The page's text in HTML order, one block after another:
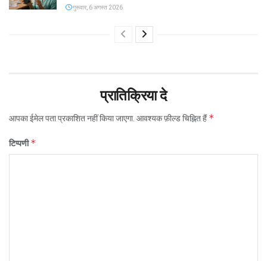
गुरूवार, 6 अगस्त 2026
प्रातिक्रिया दे
आपका ईमेल पता प्रकाशित नहीं किया जाएगा. आवश्यक फ़ील्ड चिह्नित हैं*
टिप्पणी*